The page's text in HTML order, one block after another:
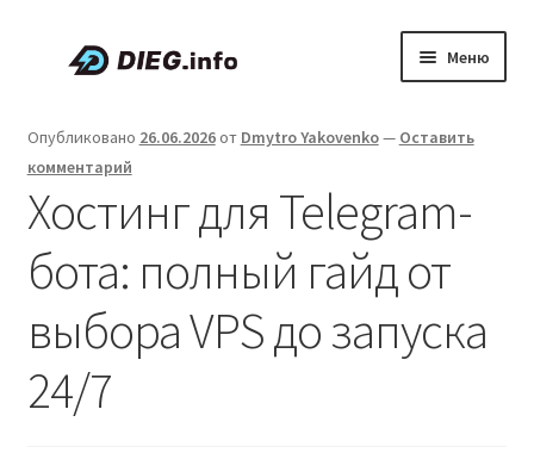
Перейти
Перейти
Меню
Скидки и промокоды
О проекте DIEG
Русский
Опубликовано 26.06.2026от Dmytro Yakovenko— Оставить
комментарий
Хостинг для Telegram-
бота: полный гайд от
выбора VPS до запуска
24/7